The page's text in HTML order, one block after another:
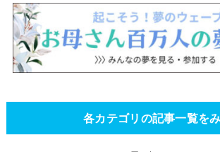
各カテゴリの記事一覧を